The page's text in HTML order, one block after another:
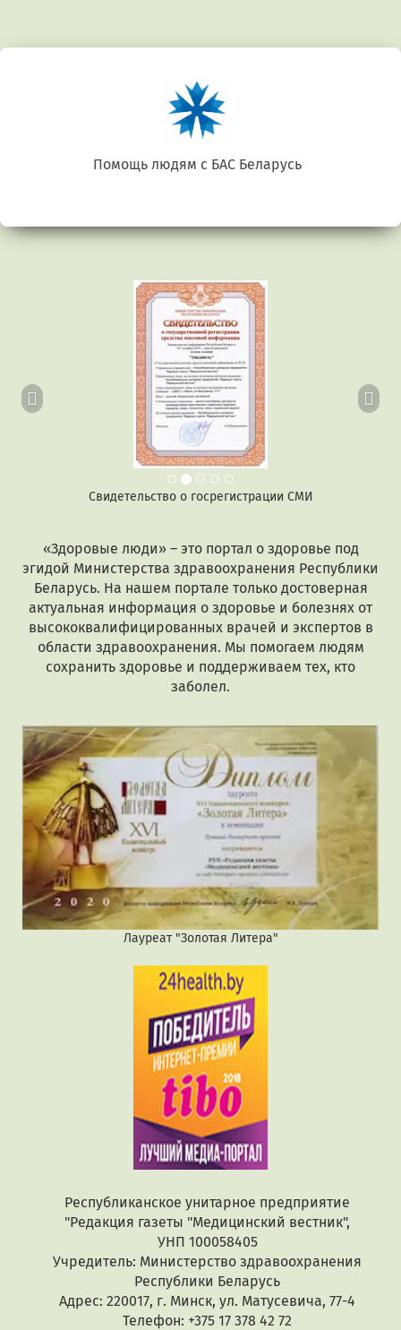
Беларусь. Gluten free
Свидетельство о госрегистрации СМИ
Предыдущий
«Здоровые люди» – это портал о здоровье под
эгидой Министерства здравоохранения Республики
Беларусь. На нашем портале только достоверная
актуальная информация о здоровье и болезнях от
высококвалифицированных врачей и экспертов в
области здравоохранения. Мы помогаем людям
сохранить здоровье и поддерживаем тех, кто
заболел.
Лауреат "Золотая Литера"
Республиканское унитарное предприятие
"Редакция газеты "Медицинский вестник",
УНП 100058405
Учредитель: Министерство здравоохранения
Республики Беларусь
Адрес: 220017, г. Минск, ул. Матусевича, 77-4
Телефон: +375 17 378 42 72